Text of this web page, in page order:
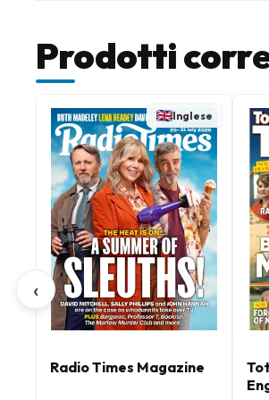
Prodotti
‹
Inglese
Radio Times Magazine